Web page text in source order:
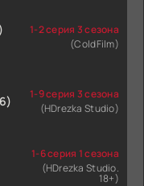
1-2 серия 3 сезона
(ColdFilm)
1-9 серия 3 сезона
(HDrezka Studio)
1-6 серия 1 сезона
(HDrezka Studio.
18+)